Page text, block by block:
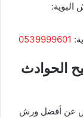
0539999601
الحوادث
عن أفضل ورش